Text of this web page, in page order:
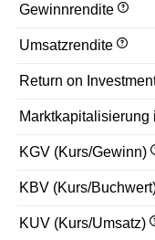
Gewinnrendite
Umsatzrendite
Return on
Marktkapitalisierung
KGV (Kurs/Gewinn)
KBV (Kurs/
KUV (Kurs/Umsatz)